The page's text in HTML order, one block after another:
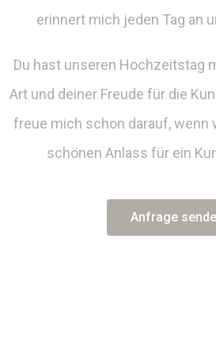
erinnert mich jeden Tag an
Du hast unseren Hochzeitstag
Art und deiner Freude für die
freue mich schon darauf, wenn
schönen Anlass für ein
Anfrage